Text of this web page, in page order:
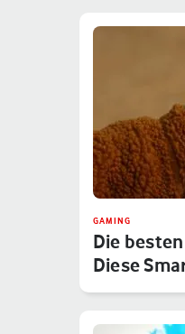
GAMING
Die
Diese